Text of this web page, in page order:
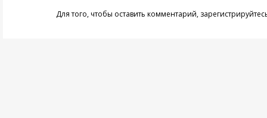
Для того, чтобы оставить комментарий,